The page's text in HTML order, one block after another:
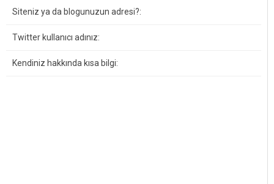
Siteniz ya da blogunuzun adresi?:
Twitter kullanıcı adınız:
Kendiniz hakkında kısa bilgi: